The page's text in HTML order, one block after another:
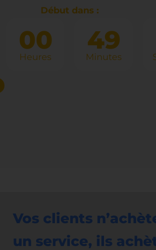
Début dans :
00
Heures
49
Minutes
Vos clients
un service, ils